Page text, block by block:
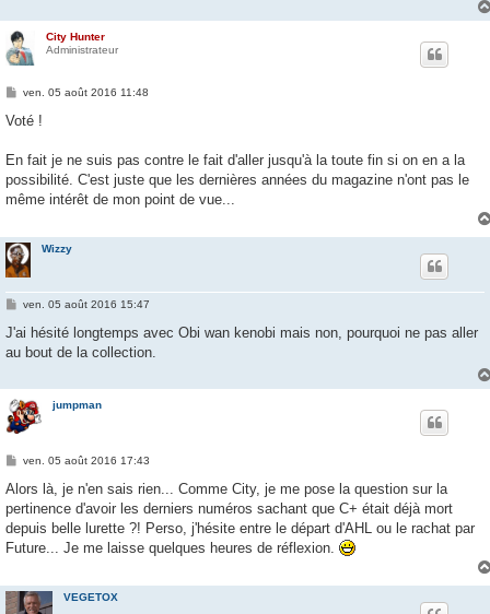
City Hunter
Administrateur
M
s
g
ven. 05 août 2016 11:48
Voté !
En fait je ne suis pas contre le fait d'aller jusqu'à la toute fin si on en a la
possibilité. C'est juste que les dernières années du magazine n'ont pas le
même intérêt de mon point de vue...
Wizzy
M
s
a
ven. 05 août 2016 15:47
J'ai hésité longtemps avec Obi wan kenobi mais non, pourquoi ne pas aller
au bout de la collection.
jumpman
M
s
a
g
e
ven. 05 août 2016 17:43
Alors là, je n'en sais rien... Comme City, je me pose la question sur la
pertinence d'avoir les derniers numéros sachant que C+ était déjà mort
depuis belle lurette ?! Perso, j'hésite entre le départ d'AHL ou le rachat par
Future... Je me laisse quelques heures de réflexion.
VEGETOX